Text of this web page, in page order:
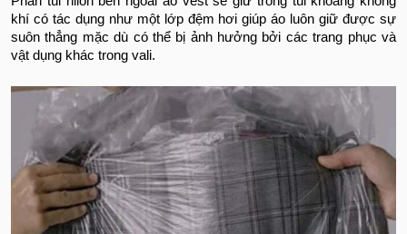
khí có tác dụng như một lớp đệm hơi giúp áo luôn giữ được sự
suôn thẳng mặc dù có thể bị ảnh hưởng bởi các trang phục và
vật dụng khác trong vali.